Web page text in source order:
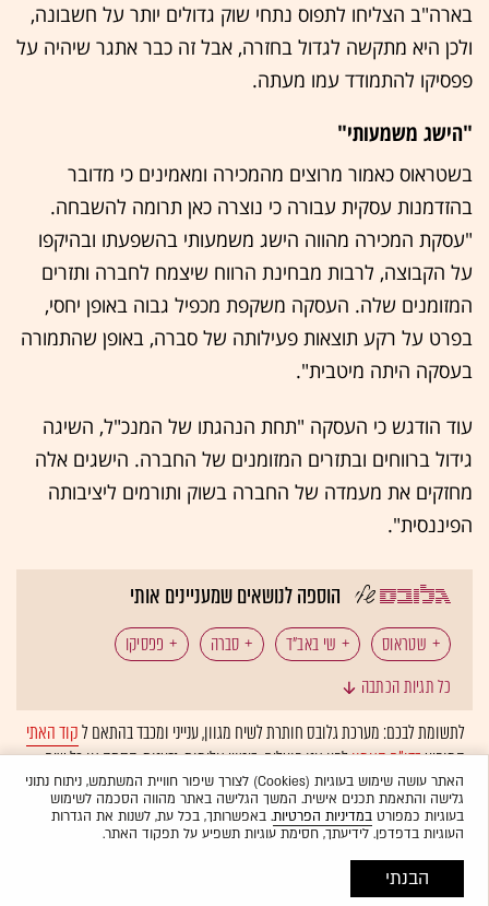
בארה"ב הצליחו לתפוס נתחי שוק גדולים יותר על חשבונה,
ולכן היא מתקשה לגדול בחזרה, אבל זה כבר אתגר שיהיה על
פפסיקו להתמודד עמו מעתה.
"הישג משמעותי"
בשטראוס כאמור מרוצים מהמכירה ומאמינים כי מדובר
בהזדמנות עסקית עבורה כי נוצרה כאן תרומה להשבחה.
"עסקת המכירה מהווה הישג משמעותי בהשפעתו ובהיקפו
על הקבוצה, לרבות מבחינת הרווח שיצמח לחברה ותזרים
המזומנים שלה. העסקה משקפת מכפיל גבוה באופן יחסי,
בפרט על רקע תוצאות פעילותה של סברה, באופן שהתמורה
בעסקה היתה מיטבית".
עוד הודגש כי העסקה "תחת הנהגתו של המנכ"ל, השיגה
גידול ברווחים ובתזרים המזומנים של החברה. הישגים אלה
מחזקים את מעמדה של החברה בשוק ותורמים ליציבותה
הפיננסית".
הוספה לנושאים שמעניינים אותי
שטראוס שי באב"ד סברה פפסיקו
תוספת שכר
כל תגיות הכתבה
לתשומת לבכם: מערכת גלובס חותרת לשיח מגוון, ענייני ומכבד בהתאם לקוד האתי
המופיעבדו"ח האמוןלפיו אנו פועלים. ביטויי אלימות, גזענות, הסתה או כל שיח
בלתי הולם אחר מסוננים בצורהאוטומטיתולא יפורסמו באתר.
האתר עושה שימוש בעוגיות (Cookies) לצורך שיפור חוויית המשתמש, ניתוח נתוני
גלישה והתאמת תכנים אישית. המשך הגלישה באתר מהווה הסכמה לשימוש
בעוגיות כמפורטבמדיניות הפרטיות. באפשרותך, בכל עת, לשנות את הגדרות
העוגיות בדפדפן. לידיעתך, חסימת עוגיות תשפיע על תפקוד האתר.
הבנתי